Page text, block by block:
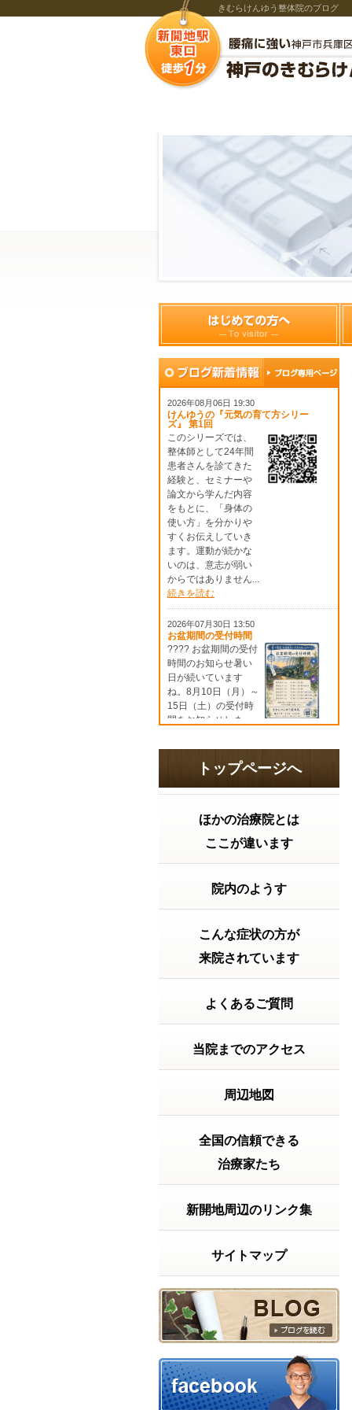
きむらけんゆう整体院のブログ
2026年08月06日 19:30
けんゆうの『元気の育て方シリー
ズ』 第1回
このシリーズでは、
整体師として24年間
患者さんを診てきた
経験と、セミナーや
論文から学んだ内容
をもとに、「身体の
使い方」を分かりや
すくお伝えしていき
ます。運動が続かな
いのは、意志が弱い
からではありません...
続きを読む
2026年07月30日 13:50
お盆期間の受付時間
???? お盆期間の受付
時間のお知らせ暑い
日が続いています
ね。8月10日（月）～
15日（土）の受付時
間をお知らせしま
9:00～19:308月11日
（火）9:00～
18:00【特別診...
を読む
2026年07月21日 16:06
年 夏の土用
大切な『夏の土用」
の過ごし方。こんに
ちは。きむらけんゆ
う整体院です。毎日
暑い日が続いていま
すね。「最近なんと
が重い」 「寝て... 続
2026年07月15日 12:15
2026年7月20日の受付時間
2026年7月20日
時から18時まで受付
～～～～～～～～～
【神戸市兵庫区の整
０８１１神戸...続きを
2026年06月23日 17:59
に・・・
【実話】ベッドから
立ち上がるのに、15
分以上かかっていた
話「もう、この痛み
とは一生付き合って
いくしかないんか
な……」もし、あな
たが今そんな風に諦
めかけているなら、
トップページへ
ほかの治療院とは
ここが違います
院内のようす
こんな症状の方が
来院されています
よくあるご質問
当院までのアクセス
周辺地図
全国の信頼できる
治療家たち
新開地周辺のリンク集
サイトマップ